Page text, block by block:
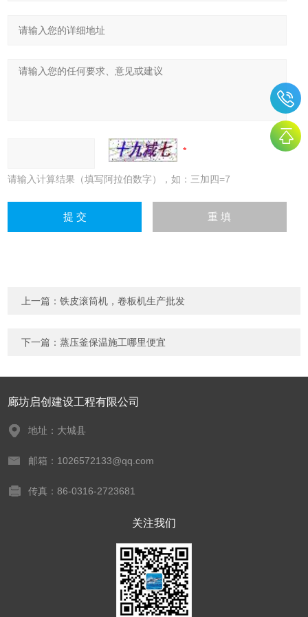
请输入计算结果（填写阿拉伯数字），如：三加四=7
上一篇：铁皮滚筒机，卷板机生产批发
下一篇：蒸压釜保温施工哪里便宜
廊坊启创建设工程有限公司
地址：大城县
邮箱：1026572133@qq.com
传真：86-0316-2723681
关注我们